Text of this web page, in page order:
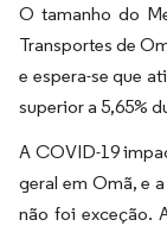
O tamanho do
Transportes de
e espera-se que
superior a 5,65%
A COVID-19
geral em Omã, e
não foi exceção.